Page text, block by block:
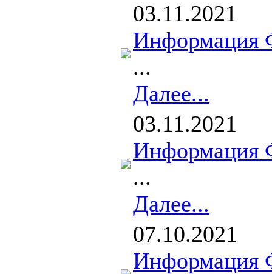
03.11.2021
Информация
...
Далее...
03.11.2021
Информация
...
Далее...
07.10.2021
Информация